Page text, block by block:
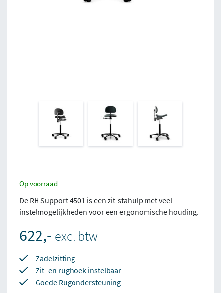
Op voorraad
De RH Support 4501 is een zit-stahulp met veel
instelmogelijkheden voor een ergonomische houding.
622,- excl btw
Zadelzitting
Zit- en rughoek instelbaar
Goede Rugondersteuning